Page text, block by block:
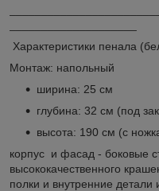
Характеристики пенала
Монтаж: напольный
ширина: 25 см
глубина: 32 см (под
высота: 190 см (с
корпус и фасад - боковые
высококачественного
полки и внутренние